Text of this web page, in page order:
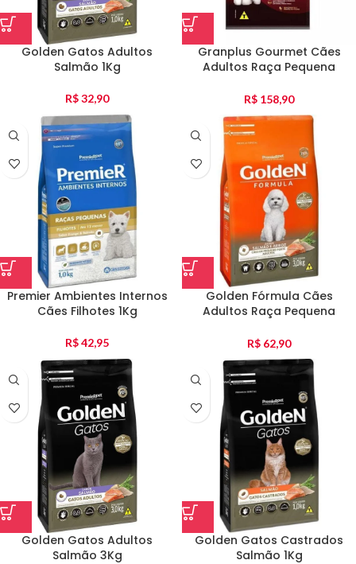
Golden Gatos Adultos
Salmão 1Kg
R$32,90
Granplus Gourmet Cães
Adultos Raça Pequena
R$ 158,90
Premier Ambientes Internos
Cães Filhotes 1Kg
R$42,95
Golden Fórmula Cães
Adultos Raça Pequena
R$ 62,90
Golden Gatos Adultos
Salmão 3Kg
Golden Gatos Castrados
Salmão 1Kg